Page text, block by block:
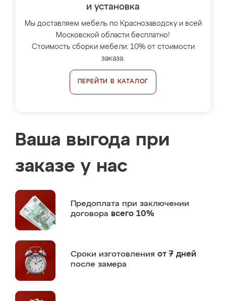
и установка
Мы доставляем мебель по Краснозаводску и всей
Московской области бесплатно!
Стоимость сборки мебели: 10% от стоимости
заказа.
ПЕРЕЙТИ В КАТАЛОГ
Ваша выгода при
заказе у нас
Предоплата при заключении
договора всего 10%
Сроки изготовления от 7 дней
после замера